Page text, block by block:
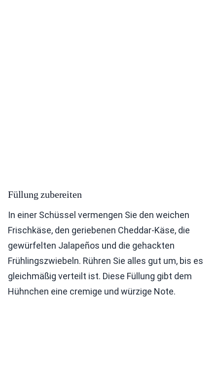
Füllung zubereiten
In einer Schüssel vermengen Sie den weichen
Frischkäse, den geriebenen Cheddar-Käse, die
gewürfelten Jalapeños und die gehackten
Frühlingszwiebeln. Rühren Sie alles gut um, bis es
gleichmäßig verteilt ist. Diese Füllung gibt dem
Hühnchen eine cremige und würzige Note.